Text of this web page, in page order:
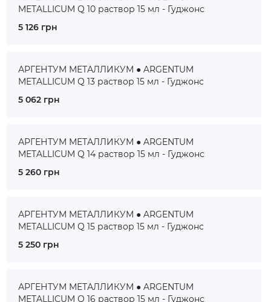
METALLICUM Q 10 раствор 15 мл - Гуджонс
5 126 грн
АРГЕНТУМ МЕТАЛЛИКУМ ● ARGENTUM
METALLICUM Q 13 раствор 15 мл - Гуджонс
5 062 грн
АРГЕНТУМ МЕТАЛЛИКУМ ● ARGENTUM
METALLICUM Q 14 раствор 15 мл - Гуджонс
5 260 грн
АРГЕНТУМ МЕТАЛЛИКУМ ● ARGENTUM
METALLICUM Q 15 раствор 15 мл - Гуджонс
5 250 грн
АРГЕНТУМ МЕТАЛЛИКУМ ● ARGENTUM
METALLICUM Q 16 раствор 15 мл - Гуджонс